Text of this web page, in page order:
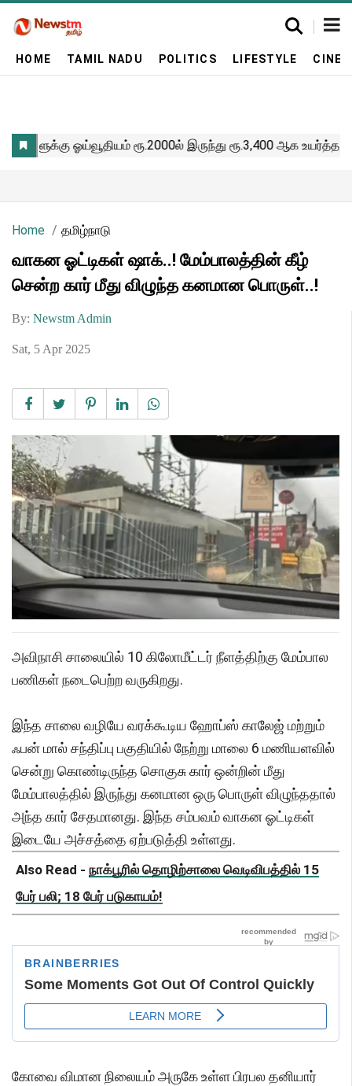
HOME TAMIL NADU POLITICS LIFESTYLE
Home தமிழ்நாடு
வாகன ஓட்டிகள் ஷாக்..! மேம்பாலத்தின் கீழ்
சென்ற கார் மீது விழுந்த கனமான பொருள்..!
By: Newstm Admin
Sat, 5 Apr 2025
அவிநாசி சாலையில் 10 கிலோமீட்டர் நீளத்திற்கு மேம்பால
பணிகள் நடைபெற்ற வருகிறது.
இந்த சாலை வழியே வரக்கூடிய ஹோப்ஸ் காலேஜ் மற்றும்
ஃபன் மால் சந்திப்பு பகுதியில் நேற்று மாலை 6 மணியளவில்
சென்று கொண்டிருந்த சொகுசு கார் ஒன்றின் மீது
மேம்பாலத்தில் இருந்து கனமான ஒரு பொருள் விழுந்ததால்
அந்த கார் சேதமானது. இந்த சம்பவம் வாகன ஓட்டிகள்
இடையே அச்சத்தை ஏற்படுத்தி உள்ளது.
Also Read - நாக்பூரில் தொழிற்சாலை வெடிவிபத்தில் 15
பேர் பலி; 18 பேர் படுகாயம்!
கோவை விமான நிலையம் அருகே உள்ள பிரபல தனியார்